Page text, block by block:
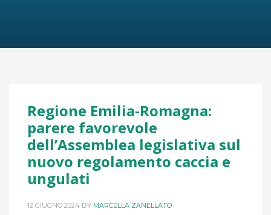
Regione Emilia-Romagna:
parere favorevole
dell’Assemblea legislativa sul
nuovo regolamento caccia e
ungulati
12 GIUGNO 2024 BY MARCELLA ZANELLATO